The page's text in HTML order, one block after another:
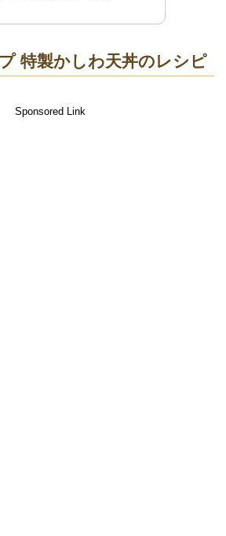
特製かしわ天丼のレシピ
Sponsored Link